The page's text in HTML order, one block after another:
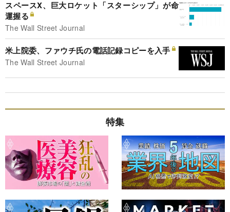
スペースX、巨大ロケット「スターシップ」が命
運握る
The Wall Street Journal
米上院委、ファウチ氏の電話記録コピーを入手
The Wall Street Journal
特集